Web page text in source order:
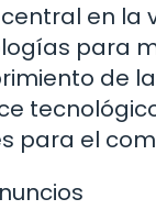
en la
para
de
para el